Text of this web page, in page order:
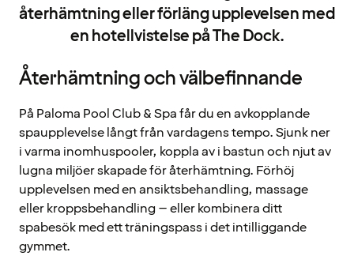
återhämtning eller förläng upplevelsen med
en hotellvistelse på The Dock.
Återhämtning och välbefinnande
På Paloma Pool Club & Spa får du en avkopplande
spaupplevelse långt från vardagens tempo. Sjunk ner
i varma inomhuspooler, koppla av i bastun och njut av
lugna miljöer skapade för återhämtning. Förhöj
upplevelsen med en ansiktsbehandling, massage
eller kroppsbehandling – eller kombinera ditt
spabesök med ett träningspass i det intilliggande
gymmet.